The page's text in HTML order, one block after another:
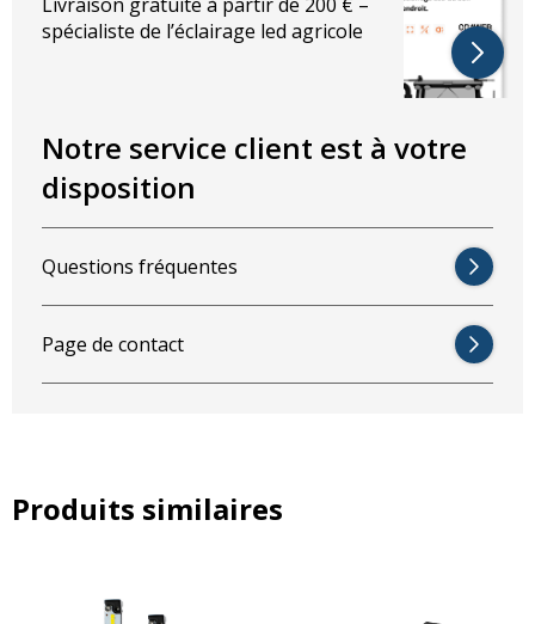
Tension : 10–32V
Type de faisceau : large (60°)
Longueur du câble : 15 cm
Compatibilité électromagnétique : CISPR Classe 4
Ce kit est conçu pour les modèles suivants :
spécialiste de l’éclairage led agricole
Notre service client est à votre
disposition
Questions fréquentes
Page de contact
Produits similaires